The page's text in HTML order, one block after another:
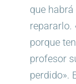
que
repararlo.
porque
profesor
perdido».